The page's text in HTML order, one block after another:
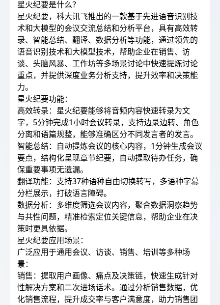
星火纪要是什么？
星火纪要，科大讯飞推出的一款基于先进语音识别技
术和大模型的会议交流总结和分析平台，具有高效转
录、智能总结、翻译、数据分析等功能，通过领先的
语音识别技术和大模型技术，帮助企业在销售、访
谈、头脑风暴、工作坊等多场景讨论中快速提炼讨论
重点，并提供深度业务分析支持，提升效率和决策能
力。
星火纪要功能：
高效转录：星火纪要能够将音频内容快速转录为文
字，5分钟完成1小时会议转录，支持边录边转、角色
分离和语篇规整，能够准确区分不同发言者的发言。
智能总结：自动提炼会议的核心内容，1分钟生成会议
要点，结构化呈现章节纪要，自动提取待办任务，确
保重要事项无遗漏。
翻译功能：支持37种语种自由切换转写，多语种字幕
分栏展示，打破语言障碍。
数据分析：多维度筛选会议内容，聚合数据洞察趋势
与共性问题，精准检索定位关键信息，帮助企业在决
策时更具依据。
星火纪要应用场景：
广泛应用于通用会议、访谈、销售、培训等多种场
景：
销售：提取用户画像、痛点及决策链，快速生成针对
性解决方案和二次进场话术。通过分析销售数据，优
化销售流程，提升成交率与客户满意度，助力销售团